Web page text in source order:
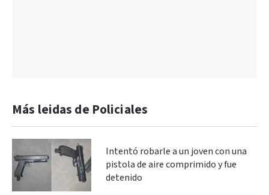
Más leidas de Policiales
Intentó robarle a un joven con una
pistola de aire comprimido y fue
detenido